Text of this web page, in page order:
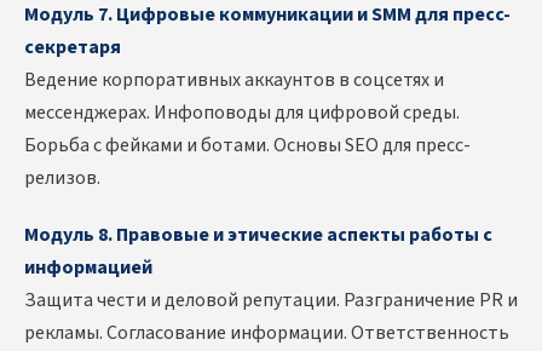
Модуль 7. Цифровые коммуникации и SMM для пресс-
секретаря
Ведение корпоративных аккаунтов в соцсетях и
мессенджерах. Инфоповоды для цифровой среды.
Борьба с фейками и ботами. Основы SEO для пресс-
релизов.
Модуль 8. Правовые и этические аспекты работы с
информацией
Защита чести и деловой репутации. Разграничение PR и
рекламы. Согласование информации. Ответственность